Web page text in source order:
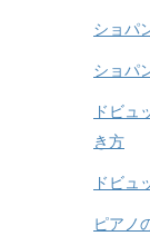
ショパ
ショパ
ドビュ
き方
ドビュ
ピアノ